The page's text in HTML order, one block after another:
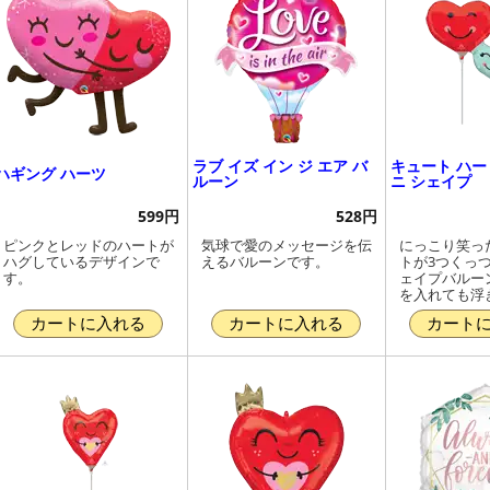
ギング ハーツ
599円
ピンクとレッドのハートが
ハグしているデザインで
す。
カートに入れる
ラブ イズ イン ジ エア バ
ルーン
528円
気球で愛のメッセージを伝
えるバルーンです。
カートに入れる
キュート ハ
ニ シェイプ
にっこり笑っ
トが3つくっ
ェイプバル
を入れても浮
カート